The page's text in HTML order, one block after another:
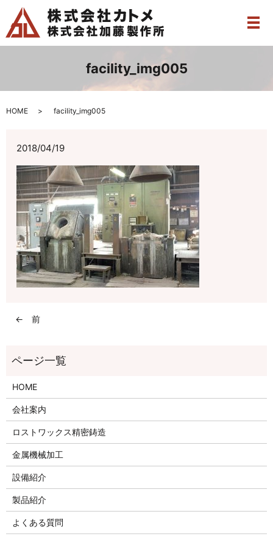
メ
facility_img005
HOME facility_img005
2018/04/19
← 前
HOME
会社案内
ロストワックス精密鋳造
金属機械加工
設備紹介
製品紹介
よくある質問